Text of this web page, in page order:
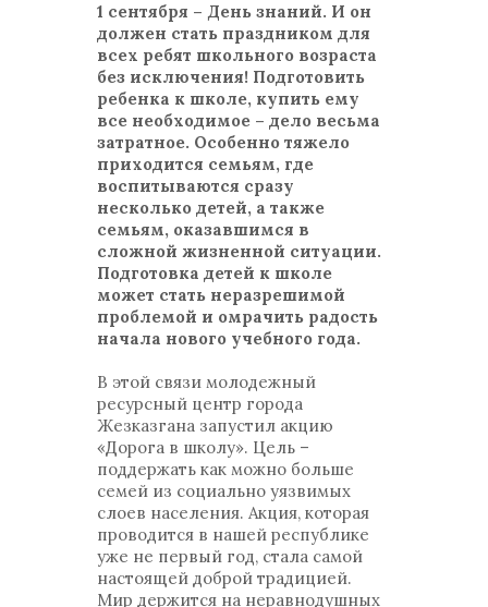
1 сентября – День знаний. И он
должен стать праздником для
всех ребят школьного возраста
без исключения! Подготовить
ребенка к школе, купить ему
все необходимое – дело весьма
затратное. Особенно тяжело
приходится семьям, где
воспитываются сразу
несколько детей, а также
семьям, оказавшимся в
сложной жизненной ситуации.
Подготовка детей к школе
может стать неразрешимой
проблемой и омрачить радость
начала нового учебного года.
В этой связи молодежный
ресурсный центр города
Жезказгана запустил акцию
«Дорога в школу». Цель –
поддержать как можно больше
семей из социально уязвимых
слоев населения. Акция, которая
проводится в нашей республике
уже не первый год, стала самой
настоящей доброй традицией.
Мир держится на неравнодушных